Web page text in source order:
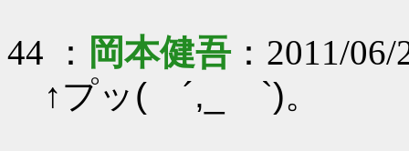
44 ： 岡本健吾：2011/
↑プッ( ´,_ゝ`)。